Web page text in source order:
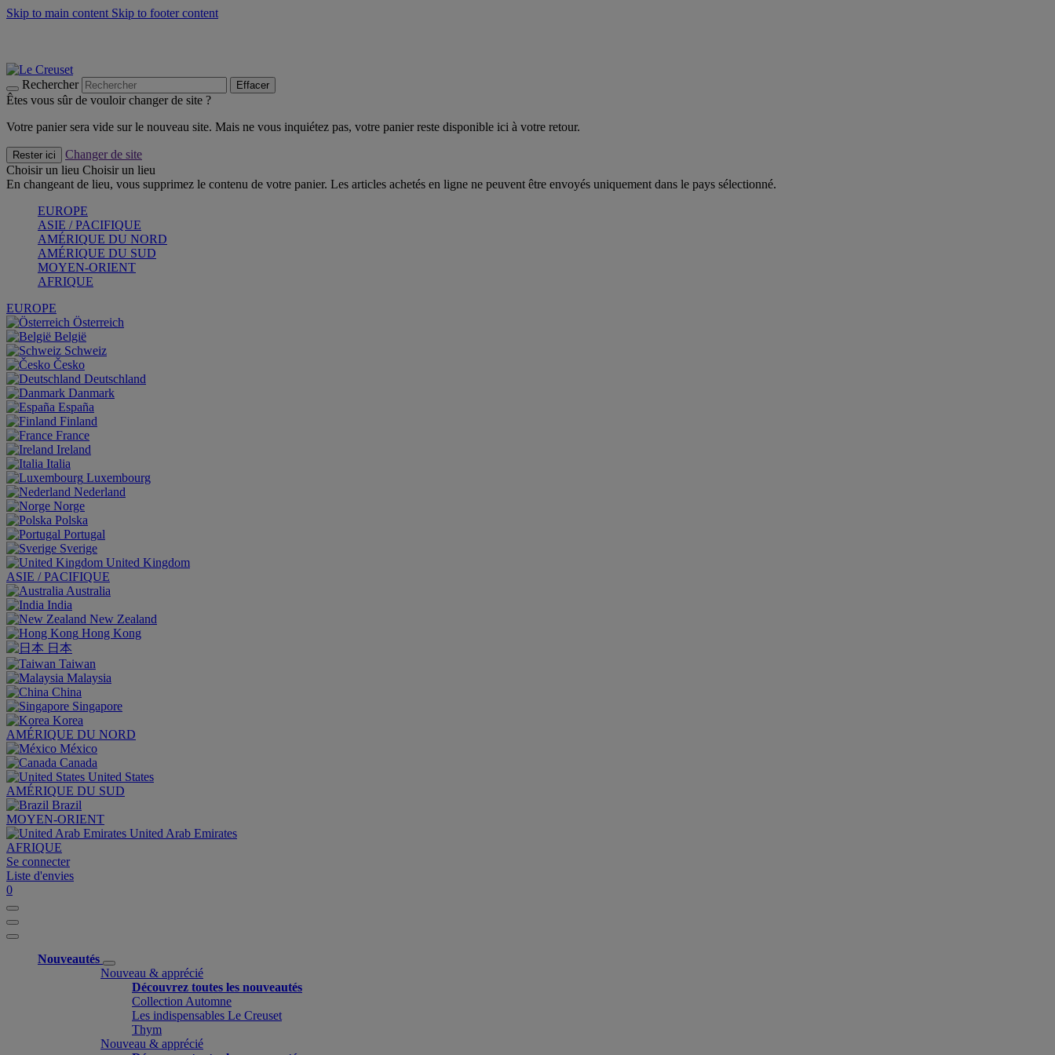
Skip to main content Skip to footer content
Rechercher Effacer
Êtes vous sûr de vouloir changer de site ?
Votre panier sera vide sur le nouveau site. Mais ne vous inquiétez pas, votre panier reste disponible ici à votre retour.
Rester ici
Changer de site
Choisir un lieu Choisir un lieu
En changeant de lieu, vous supprimez le contenu de votre panier. Les articles achetés en ligne ne peuvent être envoyés uniquement dans le pays sélectionné.
EUROPE
ASIE / PACIFIQUE
AMÉRIQUE DU NORD
AMÉRIQUE DU SUD
MOYEN-ORIENT
AFRIQUE
EUROPE
Österreich
België
Schweiz
Česko
Deutschland
Danmark
España
Finland
France
Ireland
Italia
Luxembourg
Nederland
Norge
Polska
Portugal
Sverige
United Kingdom
ASIE / PACIFIQUE
Australia
India
New Zealand
Hong Kong
日本
Taiwan
Malaysia
China
Singapore
Korea
AMÉRIQUE DU NORD
México
Canada
United States
AMÉRIQUE DU SUD
Brazil
MOYEN-ORIENT
United Arab Emirates
AFRIQUE
Se connecter
Liste d'envies
0
Nouveautés
Nouveau & apprécié
Découvrez toutes les nouveautés
Collection Automne
Les indispensables Le Creuset
Thym
Nouveau & apprécié